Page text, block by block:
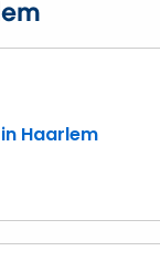
Haarlem